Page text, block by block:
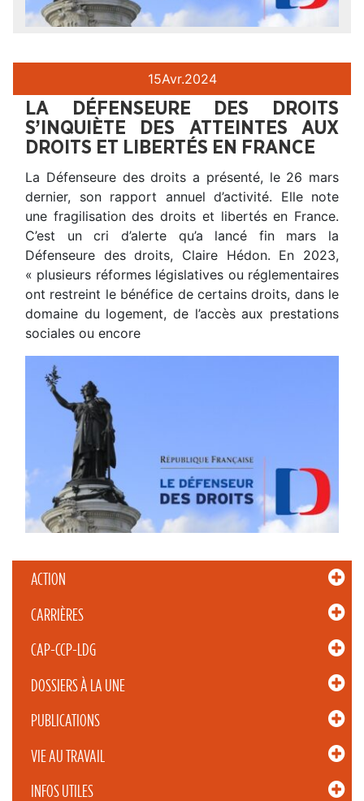
ACTION
CARRIÈRES
CAP-CCP-LDG
DOSSIERS À LA UNE
PUBLICATIONS
VIE AU TRAVAIL
INFOS UTILES
15Avr.2024
LA DÉFENSEURE DES DROITS
S’INQUIÈTE DES ATTEINTES AUX
DROITS ET LIBERTÉS EN FRANCE
La Défenseure des droits a présenté, le 26 mars
dernier, son rapport annuel d’activité. Elle note
une fragilisation des droits et libertés en France.
C’est un cri d’alerte qu’a lancé fin mars la
Défenseure des droits, Claire Hédon. En 2023,
« plusieurs réformes législatives ou réglementaires
ont restreint le bénéfice de certains droits, dans le
domaine du logement, de l’accès aux prestations
sociales ou encore